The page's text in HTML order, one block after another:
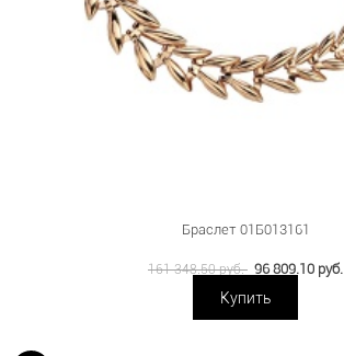
Браслет 01Б013161
161 348.50 руб. 96 809.10 руб.
Купить